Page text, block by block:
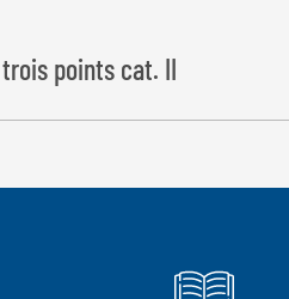
points cat. II